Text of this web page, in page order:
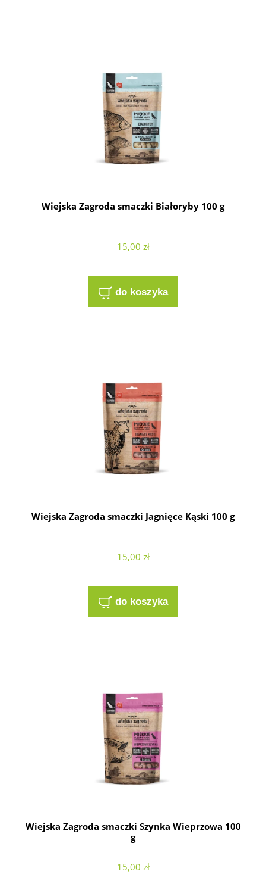
Wiejska Zagroda smaczki Białoryby 100 g
15,00 zł
do koszyka
Wiejska Zagroda smaczki Jagnięce Kąski 100 g
15,00 zł
do koszyka
Wiejska Zagroda smaczki Szynka Wieprzowa 100
g
15,00 zł